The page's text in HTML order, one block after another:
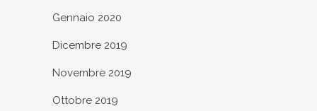
Gennaio 2020
Dicembre 2019
Novembre 2019
Ottobre 2019